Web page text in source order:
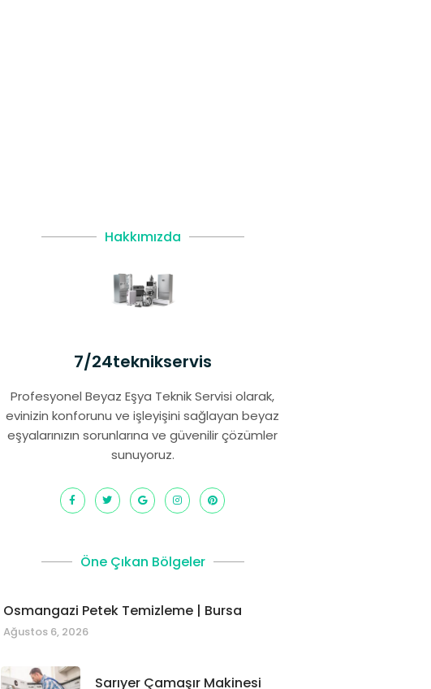
Hakkımızda
7/24teknikservis
Profesyonel Beyaz Eşya Teknik Servisi olarak,
evinizin konforunu ve işleyişini sağlayan beyaz
eşyalarınızın sorunlarına ve güvenilir çözümler
sunuyoruz.
Öne Çıkan Bölgeler
Osmangazi Petek Temizleme | Bursa
Ağustos 6, 2026
Sarıyer Çamaşır Makinesi